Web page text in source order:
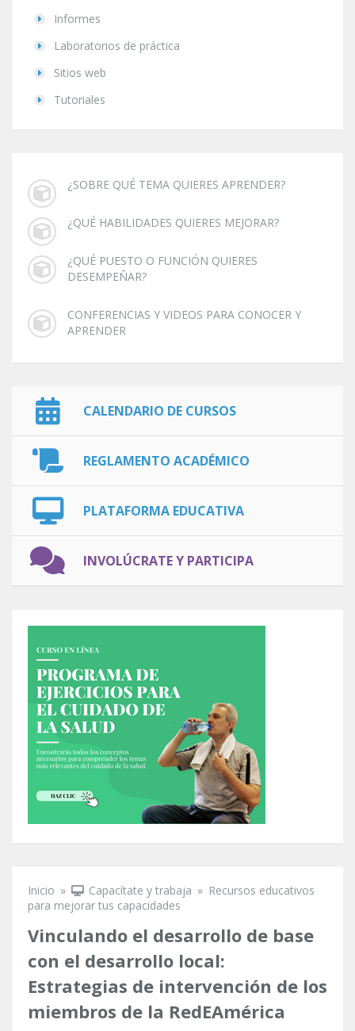
Informes
Laboratorios de práctica
Sitios web
Tutoriales
¿SOBRE QUÉ TEMA QUIERES APRENDER?
¿QUÉ HABILIDADES QUIERES MEJORAR?
¿QUÉ PUESTO O FUNCIÓN QUIERES
DESEMPEÑAR?
CONFERENCIAS Y VIDEOS PARA CONOCER Y
APRENDER
CALENDARIO DE CURSOS
REGLAMENTO ACADÉMICO
PLATAFORMA EDUCATIVA
INVOLÚCRATE Y PARTICIPA
Se encuentra usted aquí
Inicio » Capacítate y trabaja » Recursos educativos
para mejorar tus capacidades
Vinculando el desarrollo de base
con el desarrollo local:
Estrategias de intervención de los
miembros de la RedEAmérica